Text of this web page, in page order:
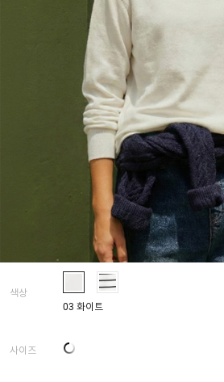
색상
03 화이트
사이즈